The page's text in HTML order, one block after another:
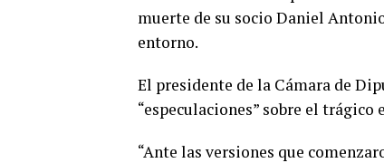
muerte de su socio Daniel
entorno.
El presidente de la Cámara de
“especulaciones” sobre el
“Ante las versiones que